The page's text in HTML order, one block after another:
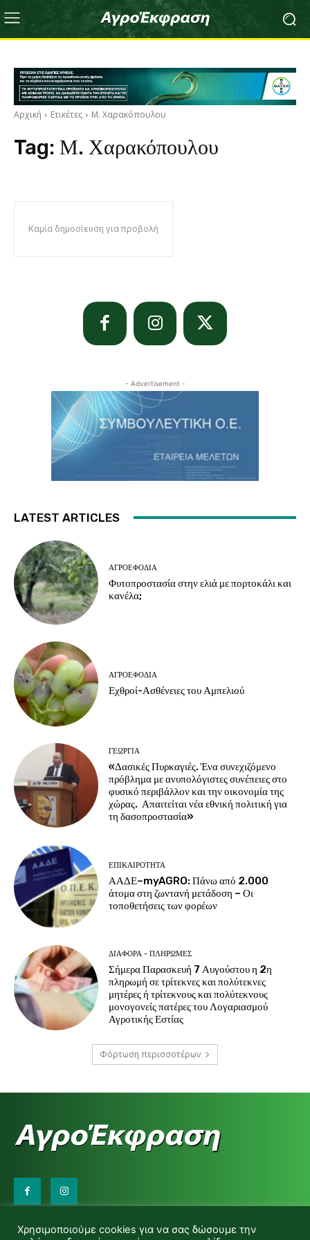
Αρχική Ετικέτες Μ. Χαρακόπουλου
Tag: Μ. Χαρακόπουλου
Καμία δημοσίευση για προβολή
- Advertisement -
LATEST ARTICLES
ΑΓΡΟΕΦΌΔΙΑ
Φυτοπροστασία στην ελιά με πορτοκάλι και
κανέλα;
ΑΓΡΟΕΦΌΔΙΑ
Εχθροί-Ασθένειες του Αμπελιού
ΓΕΩΡΓΊΑ
«Δασικές Πυρκαγιές. Ένα συνεχιζόμενο
πρόβλημα με ανυπολόγιστες συνέπειες στο
φυσικό περιβάλλον και την οικονομία της
χώρας. Απαιτείται νέα εθνική πολιτική για
τη δασοπροστασία»
ΕΠΙΚΑΙΡΌΤΗΤΑ
ΑΑΔΕ–myAGRO: Πάνω από 2.000
άτομα στη ζωντανή μετάδοση – Οι
τοποθετήσεις των φορέων
ΔΙΆΦΟΡΑ - ΠΛΗΡΩΜΈΣ
Σήμερα Παρασκευή 7 Αυγούστου η 2η
πληρωμή σε τρίτεκνες και πολύτεκνες
μητέρες ή τρίτεκνους και πολύτεκνους
μονογονείς πατέρες του Λογαριασμού
Αγροτικής Εστίας
Φόρτωση περισσοτέρων
d.makas@yahoo.gr
Χρησιμοποιούμε cookies για να σας δώσουμε την